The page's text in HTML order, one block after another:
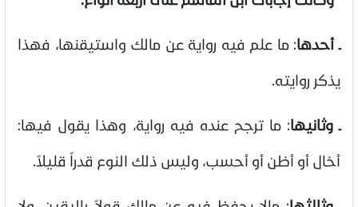
ـ أحدها:ما علم فيه رواية عن مالك واستيقنها، فهذا
يذكر روايته.
ـ وثانيها:ما ترجح عنده فيه رواية، وهذا يقول فيها:
أخال أو أظن أو أحسب، وليس ذلك النوع قدراً قليلاً .